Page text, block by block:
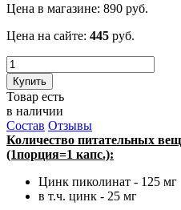
Цена в магазине: 890 руб.
Цена на сайте: 445 руб.
Купить
Товар есть
в наличии
Состав Отзывы
Количество питательных
(1порция=1 капс.):
Цинк пиколинат - 125 мг
в т.ч. цинк - 25 мг